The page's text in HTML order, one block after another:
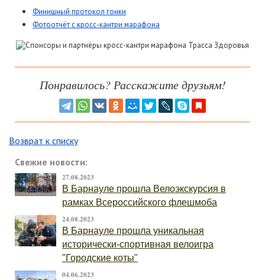
Финишный протокол гонки
Фотоотчёт с кросс-кантри марафона
Понравилось? Расскажите друзьям!
Возврат к списку
Свежие новости:
27.08.2023
В Барнауле прошла Велоэкскурсия в
рамках Всероссийского флешмоба
24.08.2023
В Барнауле прошла уникальная
исторически-спортивная велоигра
"Городские коты"
04.06.2023